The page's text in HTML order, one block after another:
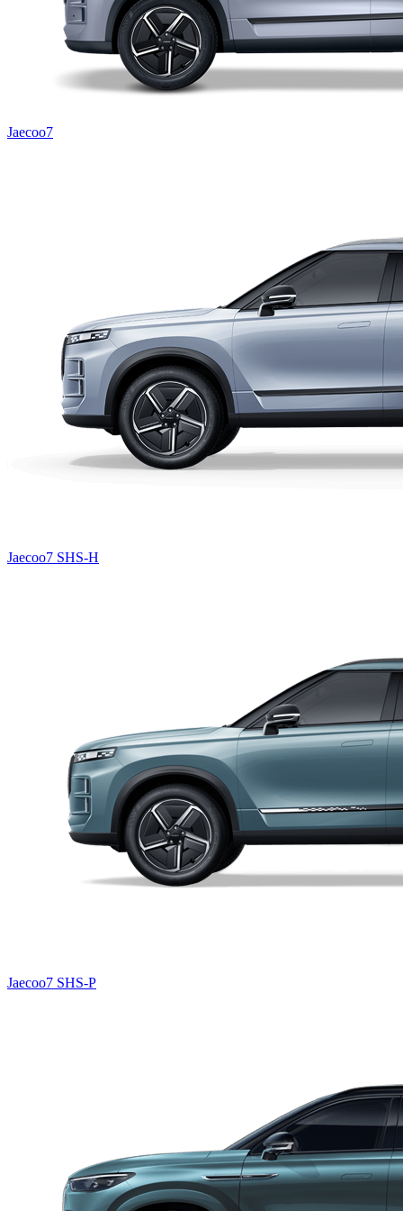
Jaecoo7
Jaecoo7 SHS-H
Jaecoo7 SHS-P